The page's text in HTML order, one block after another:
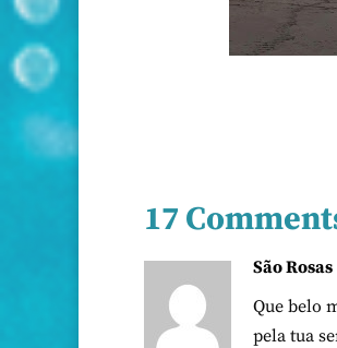
17
São Rosas
Que belo
pela tua